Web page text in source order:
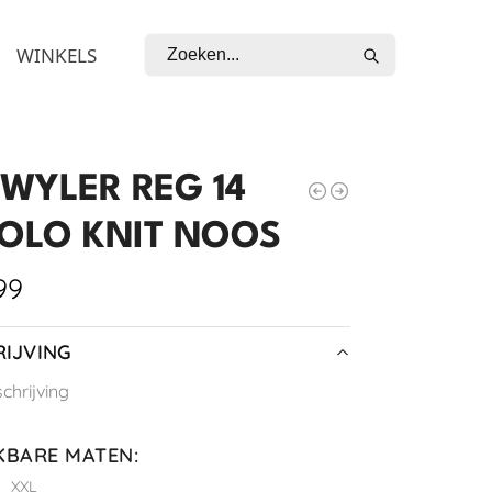
WINKELS
REG 14
KNIT NOOS
MATEN:
XXL